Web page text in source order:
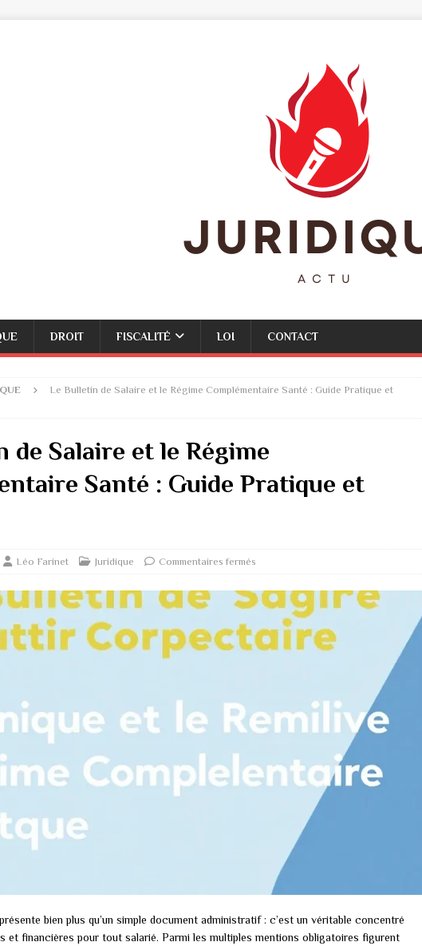
DROIT FISCALITÉ LOI CONTACT
Le Bulletin de Salaire et le Régime Complémentaire Santé : Guide Pratique et
de Salaire et le Régime
Santé : Guide Pratique et
Léo Farinet Juridique Commentaires fermés
bien plus qu’un simple document administratif : c’est un véritable concentré
et financières pour tout salarié. Parmi les multiples mentions obligatoires figurent